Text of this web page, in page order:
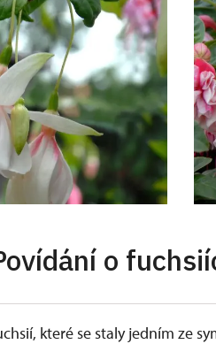
o
které se staly jedním ze